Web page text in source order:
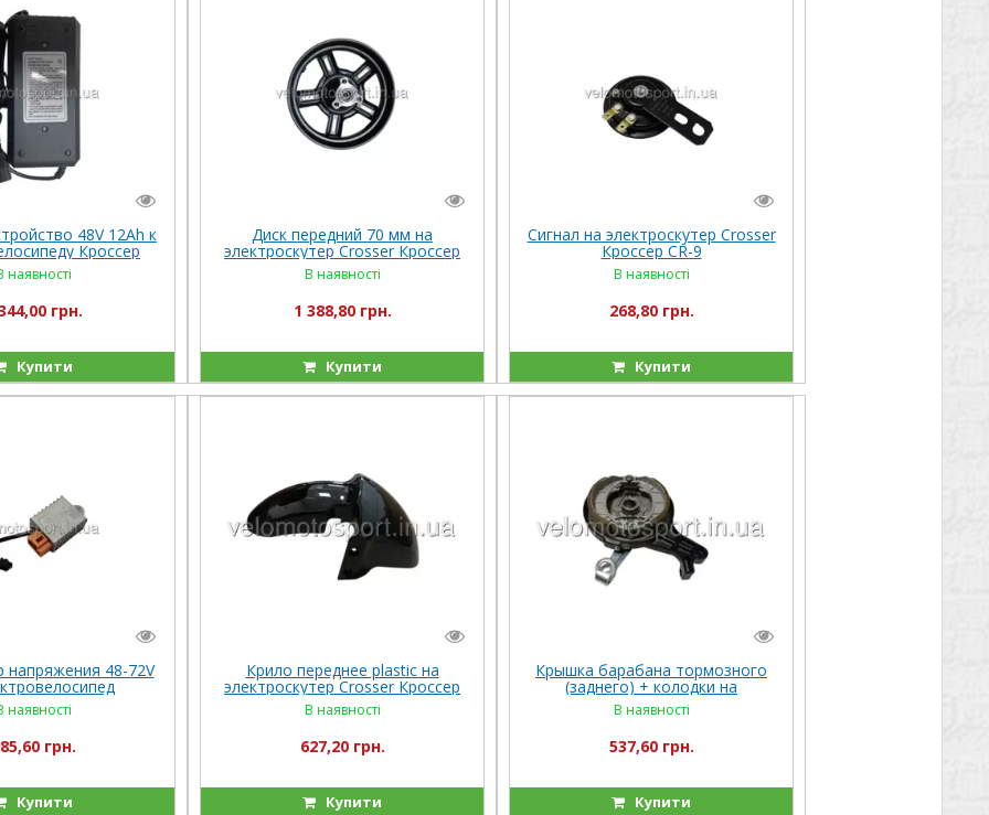
48V 12Ah к
Кроссер
Crosser
наявності
грн.
Купити
Диск передний 70 мм на
электроскутер Crosser Кроссер
CR9
В наявності
1 388,80 грн.
Купити
Сигнал на электроскутер Crosser
Кроссер CR-9
В наявності
268,80 грн.
Купити
напряжения 48-72V
Кроссер Crosser
CR9
наявності
грн.
Купити
Крило переднее plastic на
электроскутер Crosser Кроссер
CR-9
В наявності
627,20 грн.
Купити
Крышка барабана тормозного
(заднего) + колодки на
электроскутер Кроссер Crosser
CR-9
В наявності
537,60 грн.
Купити